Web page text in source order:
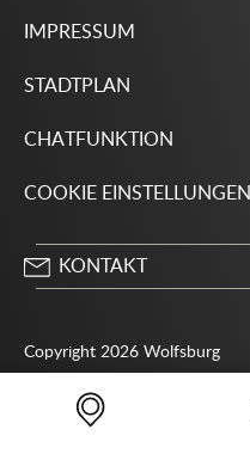
IMPRESSUM
STADTPLAN
CHATFUNKTION
COOKIE EINSTELLUNGEN
KONTAKT
38440 Wolfsburg
05361 28-1234
Copyright 2026 Wolfsburg